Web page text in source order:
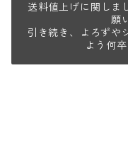
送料値上げに関しま
願
引き続き、よろずや
よう何